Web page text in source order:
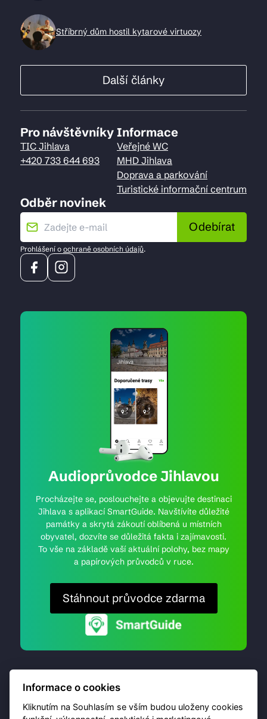
Stříbrný dům hostil kytarové virtuozy
Další články
Pro návštěvníky
TIC Jihlava
+420 733 644 693
Informace
Veřejné WC
MHD Jihlava
Doprava a parkování
Turistické informační centrum
Odběr novinek
Odebírat
Prohlášení o ochraně osobních údajů.
Audioprůvodce Jihlavou
Procházejte se, poslouchejte a objevujte destinaci
Jihlava s aplikací SmartGuide. Navštívíte důležité
památky a skrytá zákoutí oblíbená u místních
obyvatel, dozvíte se důležitá fakta i zajímavosti.
To vše na základě vaší aktuální polohy, bez mapy
a papírových průvodců v ruce.
Stáhnout průvodce zdarma
Informace o cookies
Kliknutím na Souhlasím se vším budou uloženy cookies